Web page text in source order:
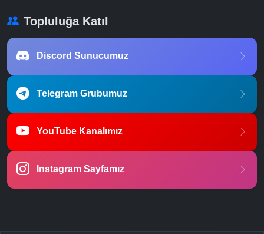
Topluluğa Katıl
Discord Sunucumuz
Telegram Grubumuz
YouTube Kanalımız
Instagram Sayfamız